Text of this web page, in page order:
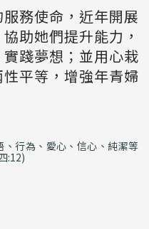
務使命，近年開展
助她們提升能力，
踐夢想；並用心栽
平等，增強年青婦
行為、愛心、信心、純潔等
:12)